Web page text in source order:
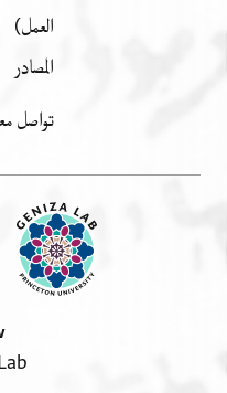
العمل)
المصادر
تواصل